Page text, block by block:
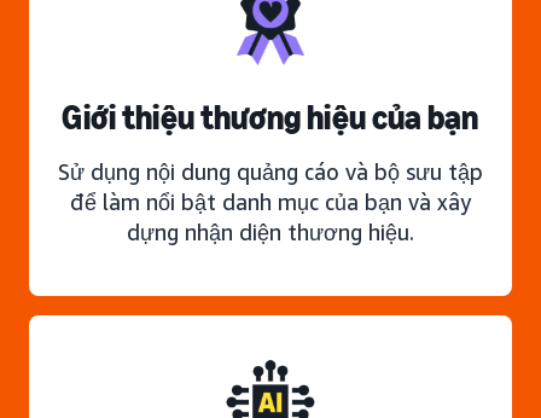
Giới thiệu thương hiệu của bạn
Sử dụng nội dung quảng cáo và bộ sưu tập
để làm nổi bật danh mục của bạn và xây
dựng nhận diện thương hiệu.